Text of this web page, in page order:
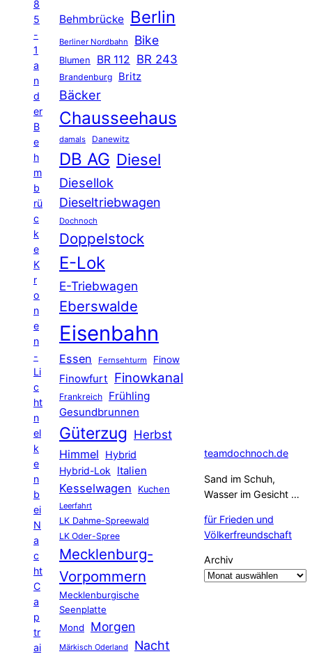
8
5
-
1
a
n
d
er
B
e
h
m
b
rü
c
k
e
K
r
o
n
e
n
-
Li
c
ht
n
el
k
e
n
b
ei
N
a
c
ht
C
a
p
tr
ai
Behmbrücke Berlin
Berliner Nordbahn Bike
Blumen BR 112 BR 243
Brandenburg Britz
Bäcker
Chausseehaus
damals Danewitz
DB AG Diesel
Diesellok
Dieseltriebwagen
Dochnoch
Doppelstock
E-Lok
E-Triebwagen
Eberswalde
Eisenbahn
Essen Fernsehturm Finow
Finowfurt Finowkanal
Frankreich Frühling
Gesundbrunnen
Güterzug Herbst
Himmel
Hybrid
Hybrid-Lok Italien
Kesselwagen Kuchen
Leerfahrt
LK Dahme-Spreewald
LK Oder-Spree
Mecklenburg-
Vorpommern
Mecklenburgische
Seenplatte
Mond
Morgen
Märkisch Oderland Nacht
teamdochnoch.de
Sand im Schuh,
Wasser im Gesicht …
für Frieden und
Völkerfreundschaft
Archiv